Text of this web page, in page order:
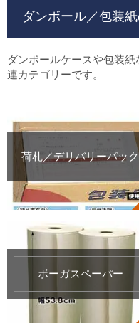
ダンボール／包装
ダンボールケースや包装
連カテゴリーです。
荷札／デリバリーパック
ボーガスペーパー